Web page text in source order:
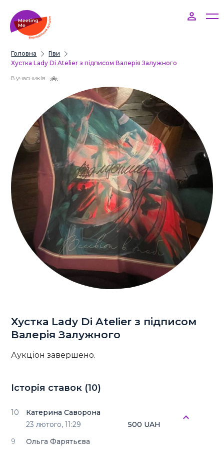
Головна
Гіви
Хустка Lady Di Atelier з підписом Валерія Залужного
8 учасників
Хустка Lady Di Atelier з підписом
Валерія Залужного
Аукціон завершено.
Історія ставок (10)
10
Катерина Саворона
23 лютого,11:29
500 UAH
9
Ольга Фарятьєва